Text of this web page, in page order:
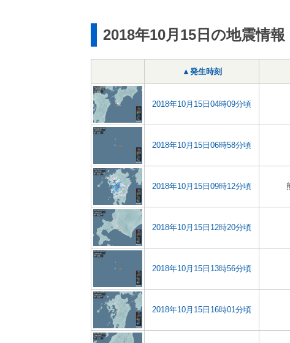
2018年10月15日の地震情報
▲発生時刻
2018年10月15日04時09分頃
2018年10月15日06時58分頃
2018年10月15日09時12分頃
2018年10月15日12時20分頃
2018年10月15日13時56分頃
2018年10月15日16時01分頃